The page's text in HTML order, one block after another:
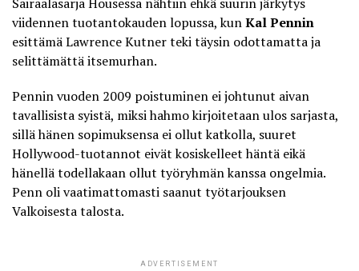
viidennen tuotantokauden lopussa, kunKal Pennin
esittämä Lawrence Kutner teki täysin odottamatta ja
selittämättä itsemurhan.
Pennin vuoden 2009 poistuminen ei johtunut aivan
tavallisista syistä, miksi hahmo kirjoitetaan ulos sarjasta,
sillä hänen sopimuksensa ei ollut katkolla, suuret
Hollywood-tuotannot eivät kosiskelleet häntä eikä
hänellä todellakaan ollut työryhmän kanssa ongelmia.
Penn oli vaatimattomasti saanut työtarjouksen
Valkoisesta talosta.
ADVERTISEMENT